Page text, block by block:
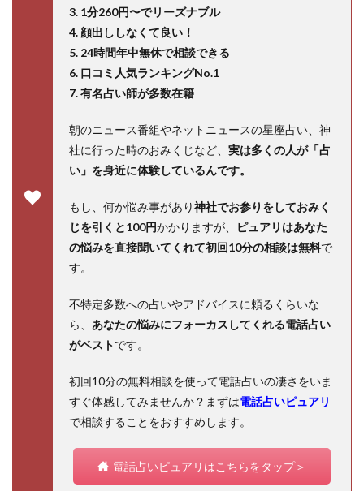
3. 1分260円〜でリーズナブル
4. 顔出ししなくて良い！
5. 24時間年中無休で相談できる
6. 口コミ人気ランキングNo.1
7. 有名占い師が多数在籍
朝のニュース番組やネットニュースの星座占い、神
社に行った時のおみくじなど、 実は多くの人が「占
い」を身近に体験しているんです。
もし、何か悩み事があり神社でお参りをしておみく
じを引くと100円かかりますが、
ピュアリはあなた
の悩みを直接聞いてくれて初回10分の相談は無料で
す。
不特定多数への占いやアドバイスに頼るくらいな
ら、 あなたの悩みにフォーカスしてくれる電話占い
がベストです。
初回10分の無料相談を使って電話占いの凄さをいま
すぐ体感してみませんか？まずは電話占いピュアリ
で相談することをおすすめします。
電話占いピュアリはこちらをタップ＞